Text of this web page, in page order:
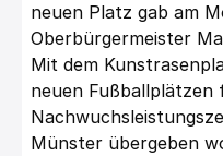
neuen Platz gab am
Oberbürgermeister
Mit dem
neuen Fußballplätzen
Münster übergeben